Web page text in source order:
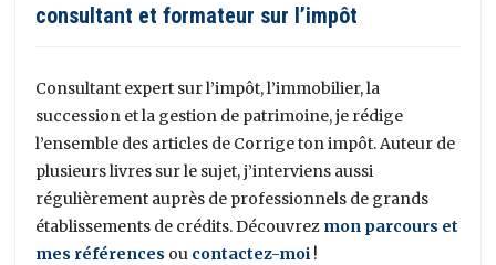
consultant et formateur sur l’impôt
Consultant expert sur l’impôt, l’immobilier, la
succession et la gestion de patrimoine, je rédige
l’ensemble des articles de Corrige ton impôt. Auteur de
plusieurs livres sur le sujet, j’interviens aussi
régulièrement auprès de professionnels de grands
établissements de crédits. Découvrez mon parcours et
mes références ou contactez-moi !